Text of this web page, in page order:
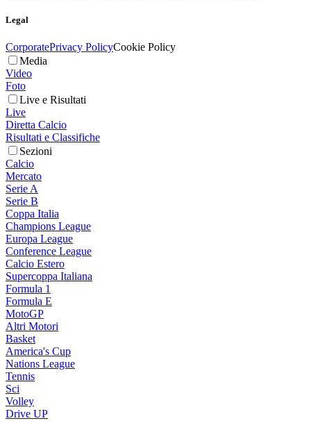
Legal
CorporatePrivacy PolicyCookie Policy
Media
Video
Foto
Live e Risultati
Live
Diretta Calcio
Risultati e Classifiche
Sezioni
Calcio
Mercato
Serie A
Serie B
Coppa Italia
Champions League
Europa League
Conference League
Calcio Estero
Supercoppa Italiana
Formula 1
Formula E
MotoGP
Altri Motori
Basket
America's Cup
Nations League
Tennis
Sci
Volley
Drive UP